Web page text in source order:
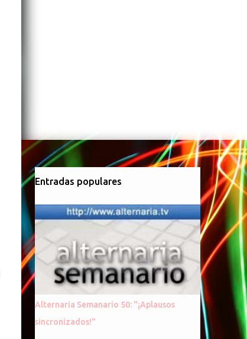
Entradas populares
Alternaria Semanario 50: "¡Aplausos
sincronizados!"